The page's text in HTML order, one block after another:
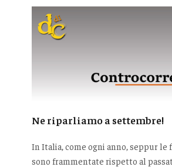
Ne riparliamo a settembre!
In Italia, come ogni anno, seppur le
sono frammentate rispetto al